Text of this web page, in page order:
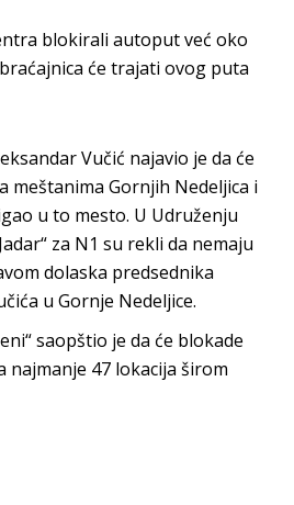
blokirali autoput već oko
će trajati ovog puta
Vučić najavio je da će
meštanima Gornjih Nedeljica i
u to mesto. U Udruženju
za N1 su rekli da nemaju
dolaska predsednika
u Gornje Nedeljice.
saopštio je da će blokade
najmanje 47 lokacija širom